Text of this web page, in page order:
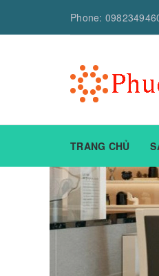
Phone:
TRANG CHỦ